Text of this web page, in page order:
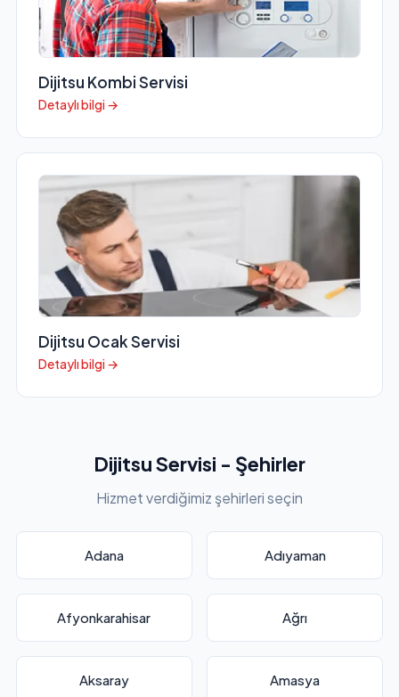
Dijitsu Kombi Servisi
Detaylı bilgi →
Dijitsu Ocak Servisi
Detaylı bilgi →
Dijitsu Servisi - Şehirler
Hizmet verdiğimiz şehirleri seçin
Adana Adıyaman
Afyonkarahisar Ağrı
Aksaray Amasya